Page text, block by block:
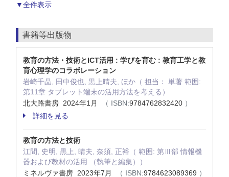
▼全件表示
書籍等出版物
教育の方法・技術とICT活用 : 学びを育む : 教育工学と教
育心理学のコラボレーション
岩崎千晶, 田中俊也, 黒上晴夫, ほか（ 担当： 単著 範囲:
第11章 タブレット端末の活用方法を考える）
北大路書房 2024年1月
（ ISBN:9784762832420 ）
詳細を見る
教育の方法と技術
江間, 史明, 黒上, 晴夫, 奈須, 正裕（ 範囲: 第Ⅲ部 情報機
器および教材の活用 （執筆と編集））
ミネルヴァ書房 2023年7月
（ ISBN:9784623089369 ）